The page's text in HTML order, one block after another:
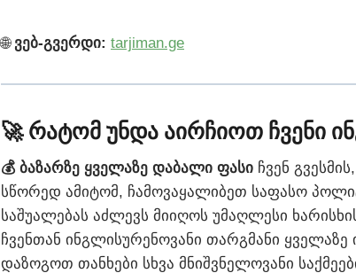
🌐 ვებ-გვერდი: tarjiman.ge
🚀 რატომ უნდა აირჩიოთ ჩვენი
💰 ბაზარზე ყველაზე დაბალი ფასი ჩვენ
სწორედ ამიტომ, ჩამოვაყალიბეთ საფასო
საშუალებას აძლევს მიიღოს უმაღლესი
ჩვენთან ინგლისურენოვანი თარგმანი
დაზოგოთ თანხები სხვა მნიშვნელოვანი